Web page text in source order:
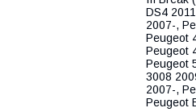
DS4
2007-,
Peugeot
Peugeot
Peugeot
3008
2007-,
Peugeot